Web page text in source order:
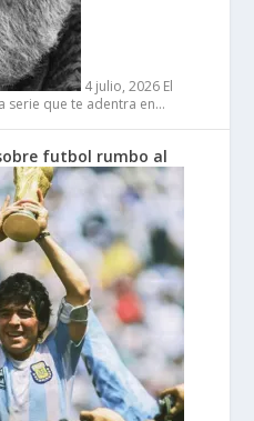
4 julio, 2026 El
serie que te adentra en…
futbol rumbo al